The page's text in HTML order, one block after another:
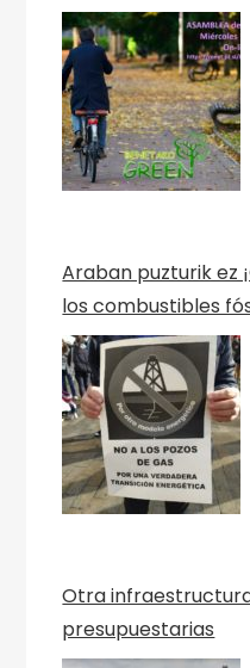
MOVILIDAD
Araban puzturik ez
los combustibles
Por una verdadera
Berriztu
Otra
presupuestarias